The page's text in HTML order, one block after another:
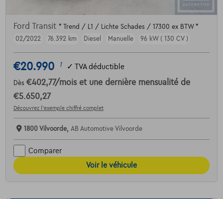
Ford Transit * Trend / L1 / Lichte Schades / 17300 ex BTW *
02/2022
76.392 km Diesel Manuelle 96 kW ( 130 CV )
€20.990 1 ✓ TVA déductible
Dès €402,77/mois et une dernière mensualité de
€5.650,27
Découvrez l’exemple chiffré complet
1800 Vilvoorde, AB Automotive Vilvoorde
Comparer
Voir le véhicule